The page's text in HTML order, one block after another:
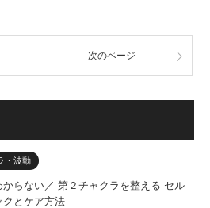
次のページ
・波動
からない／ 第２チャクラを整える セル
クとケア方法